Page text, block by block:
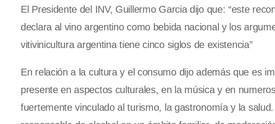
El Presidente del INV, Guillermo Garcia dijo que: “este
declara al vino argentino como bebida nacional y los
vitivinicultura argentina tiene cinco siglos de existencia”
En relación a la cultura y el consumo dijo además que es
presente en aspectos culturales, en la música y en
fuertemente vinculado al turismo, la gastronomía y la